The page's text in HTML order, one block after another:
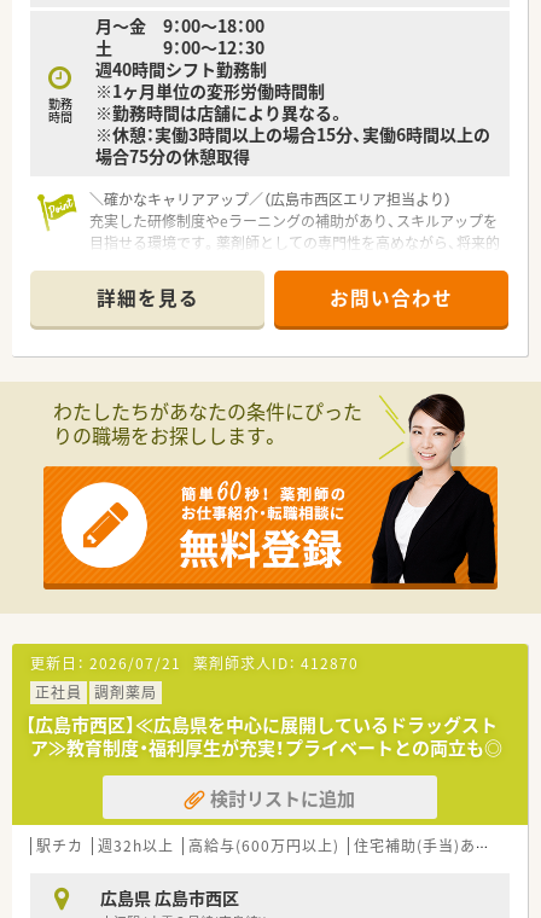
アルを整備し、効率の良い業務フローを確立しています。
勤務
時間
月～金 9：00～18：00
土 9：00～12：30
週40時間シフト勤務制
※1ヶ月単位の変形労働時間制
※勤務時間は店舗により異なる。
※休憩：実働3時間以上の場合15分、実働6時間以上の
場合75分の休憩取得
＼確かなキャリアアップ／（広島市西区エリア担当より）
充実した研修制度やeラーニングの補助があり、スキルアップを
目指せる環境です。薬剤師としての専門性を高めながら、将来的
【店舗情報と応需状況について】
■西広島駅から徒歩5分の好立地にあり、毎日の通勤も非常に便
利なドラッグストア併設の調剤薬局となっております。
たり20枚から30枚程度幅広く応需しております。
■現在は薬剤師2名体制で運営しており、監査システムなどの設
備も導入して安全かつ効率的な業務環境を整えております。
【職場環境と雰囲気】
■薬剤師の平均年齢は33歳となっており、若手からベテランま
で幅広い年代のスタッフが協力し合う活気あふれる職場です。
■店舗の近隣にはグループの他店舗が多数あるため、急な欠員時
にもお互いに助け合える心強いフォロー体制が構築されていま
す。
■調剤室には円盤型の分包機をはじめとする最新の監査システ
す。
【想定されるキャリアイメージ】
■入社後は店舗での経験を積みながら、将来的には管理薬剤師や
薬局長といった責任あるマネジメント職への昇格を目指せま
す。
■会社が提供する様々な職能別研修や資格取得支援制度を活用
することで、専門性を継続的に高めながら成長していける環境で
す。
■最初の数年間で複数の店舗を経験することにより、多様な処方
す。
詳細を見る お問い合わせ
わたしたちがあなたの条件にぴった
りの職場をお探しします。
更新日： 2026/07/21 薬剤師求人ID： 412870
正社員
調剤薬局
【広島市西区】≪広島県を中心に展開しているドラッグスト
ア≫教育制度・福利厚生が充実！プライベートとの両立も◎
検討リストに追加
駅チカ 週32h以上 高給与(600万円以上) 住宅補助(手当)あり
広島県 広島市西区